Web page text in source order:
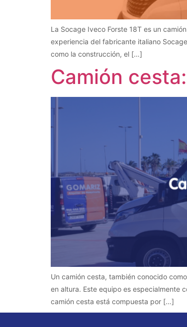
La Socage Iveco Forste 18T es un
experiencia del fabricante italiano
como la construcción, el […]
Camión
Un camión cesta, también conocido
en altura. Este equipo es especialmente
camión cesta está compuesta por […]